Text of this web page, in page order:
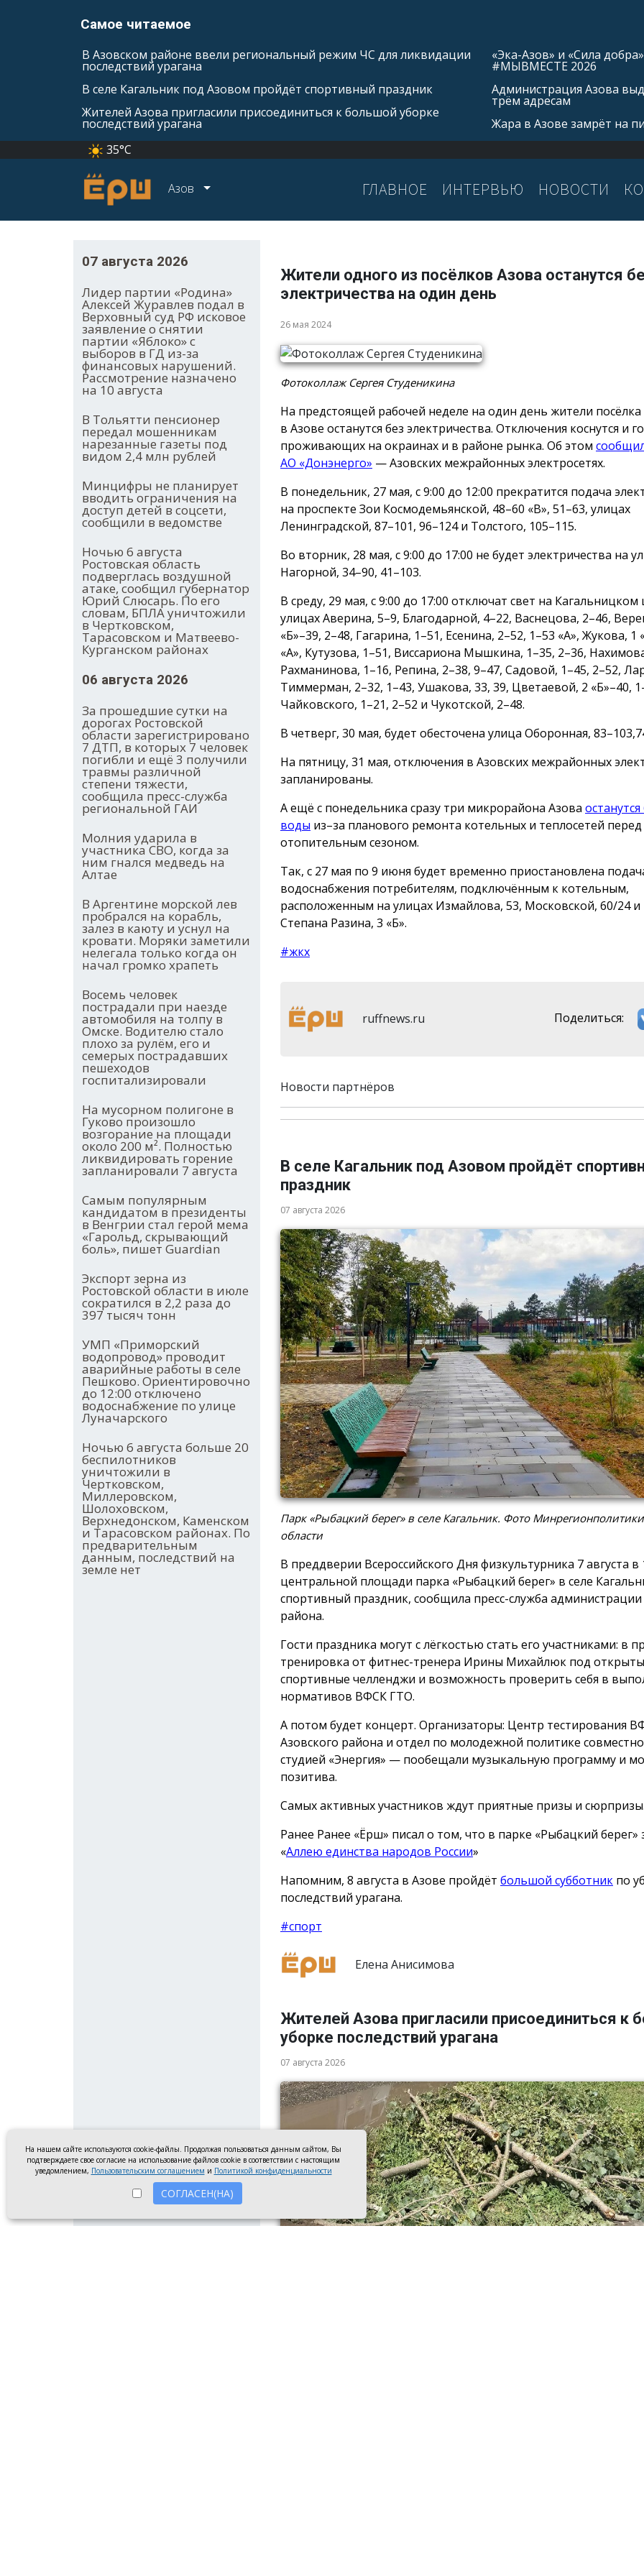
Самое читаемое
В Азовском районе ввели региональный режим ЧС для ликвидации
последствий урагана
В селе Кагальник под Азовом пройдёт спортивный праздник
Жителей Азова пригласили присоединиться к большой уборке
последствий урагана
«Эка-Азов» и «Сила
#МЫВМЕСТЕ 2026
Администрация Азова
трём адресам
Жара в Азове замрёт на
35°C
Азов ГЛАВНОЕ ИНТЕРВЬЮ НОВОСТИ
07 августа 2026
Лидер партии «Родина»
Алексей Журавлев подал в
Верховный суд РФ исковое
заявление о снятии
партии «Яблоко» с
выборов в ГД из-за
финансовых нарушений.
Рассмотрение назначено
на 10 августа
В Тольятти пенсионер
передал мошенникам
нарезанные газеты под
видом 2,4 млн рублей
Минцифры не планирует
вводить ограничения на
доступ детей в соцсети,
сообщили в ведомстве
Ночью 6 августа
Ростовская область
подверглась воздушной
атаке, сообщил губернатор
Юрий Слюсарь. По его
словам, БПЛА уничтожили
в Чертковском,
Тарасовском и Матвеево-
Курганском районах
06 августа 2026
За прошедшие сутки на
дорогах Ростовской
области зарегистрировано
7 ДТП, в которых 7 человек
погибли и ещё 3 получили
травмы различной
степени тяжести,
сообщила пресс-служба
региональной ГАИ
Молния ударила в
участника СВО, когда за
ним гнался медведь на
Алтае
В Аргентине морской лев
пробрался на корабль,
залез в каюту и уснул на
кровати. Моряки заметили
нелегала только когда он
начал громко храпеть
Восемь человек
пострадали при наезде
автомобиля на толпу в
Омске. Водителю стало
плохо за рулём, его и
семерых пострадавших
пешеходов
госпитализировали
На мусорном полигоне в
Гуково произошло
возгорание на площади
около 200 м². Полностью
ликвидировать горение
запланировали 7 августа
Самым популярным
кандидатом в президенты
в Венгрии стал герой мема
«Гарольд, скрывающий
боль», пишет Guardian
Экспорт зерна из
Ростовской области в июле
сократился в 2,2 раза до
397 тысяч тонн
УМП «Приморский
водопровод» проводит
аварийные работы в селе
Пешково. Ориентировочно
до 12:00 отключено
водоснабжение по улице
Луначарского
Ночью 6 августа больше 20
беспилотников
уничтожили в
Чертковском,
Миллеровском,
Шолоховском,
Верхнедонском, Каменском
и Тарасовском районах. По
предварительным
данным, последствий на
земле нет
Жители одного из посёлков Азова останутся
электричества на один день
26 мая 2024
Фотоколлаж Сергея Студеникина
На предстоящей рабочей неделе на один день жители
в Азове останутся без электричества. Отключения коснутся и
проживающих на окраинах и в районе рынка. Об этом
АО «Донэнерго» — Азовских межрайонных электросетях.
В понедельник, 27 мая, с 9:00 до 12:00 прекратится подача
на проспекте Зои Космодемьянской, 48–60 «В», 51–63, улицах
Ленинградской, 87–101, 96–124 и Толстого, 105–115.
Во вторник, 28 мая, с 9:00 до 17:00 не будет электричества на
Нагорной, 34–90, 41–103.
В среду, 29 мая, с 9:00 до 17:00 отключат свет на Кагальницком
улицах Аверина, 5–9, Благодарной, 4–22, Васнецова, 2–46,
«Б»–39, 2–48, Гагарина, 1–51, Есенина, 2–52, 1–53 «А», Жукова, 1
«А», Кутузова, 1–51, Виссариона Мышкина, 1–35, 2–36,
Рахманинова, 1–16, Репина, 2–38, 9–47, Садовой, 1–45, 2–52,
Тиммерман, 2–32, 1–43, Ушакова, 33, 39, Цветаевой, 2 «Б»–40,
Чайковского, 1–21, 2–52 и Чукотской, 2–48.
В четверг, 30 мая, будет обесточена улица Оборонная,
На пятницу, 31 мая, отключения в Азовских межрайонных
запланированы.
А ещё с понедельника сразу три микрорайона Азова
воды из–за планового ремонта котельных и теплосетей
отопительным сезоном.
Так, с 27 мая по 9 июня будет временно приостановлена
водоснабжения потребителям, подключённым к котельным,
расположенным на улицах Измайлова, 53, Московской, 60/24 и
Степана Разина, 3 «Б».
#жкх
ruffnews.ru Поделиться:
Новости партнёров
В селе Кагальник под Азовом пройдёт
праздник
07 августа 2026
Парк «Рыбацкий берег» в селе Кагальник. Фото
области
В преддверии Всероссийского Дня физкультурника 7 августа в
центральной площади парка «Рыбацкий берег» в селе
спортивный праздник, сообщила пресс-служба администрации
района.
Гости праздника могут с лёгкостью стать его участниками: в
тренировка от фитнес-тренера Ирины Михайлюк под
спортивные челленджи и возможность проверить себя в
нормативов ВФСК ГТО.
А потом будет концерт. Организаторы: Центр тестирования
Азовского района и отдел по молодежной политике
студией «Энергия» — пообещали музыкальную программу и
позитива.
Самых активных участников ждут приятные призы и
Ранее Ранее «Ёрш» писал о том, что в парке «Рыбацкий берег»
«Аллею единства народов России»
Напомним, 8 августа в Азове пройдёт большой субботник по
последствий урагана.
#спорт
Елена Анисимова
Жителей Азова пригласили присоединиться к
уборке последствий урагана
07 августа 2026
На нашем сайте используются cookie-файлы. Продолжая пользоваться данным сайтом, Вы
подтверждаете свое согласие на использование файлов cookie в соответствии с настоящим
уведомлением, Пользовательским соглашением и Политикой конфиденциальности
СОГЛАСЕН(НА)